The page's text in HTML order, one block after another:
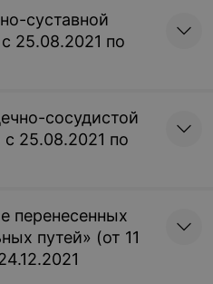
суставной
25.08.2021 по
сосудистой
25.08.2021 по
перенесенных
путей» (от 11